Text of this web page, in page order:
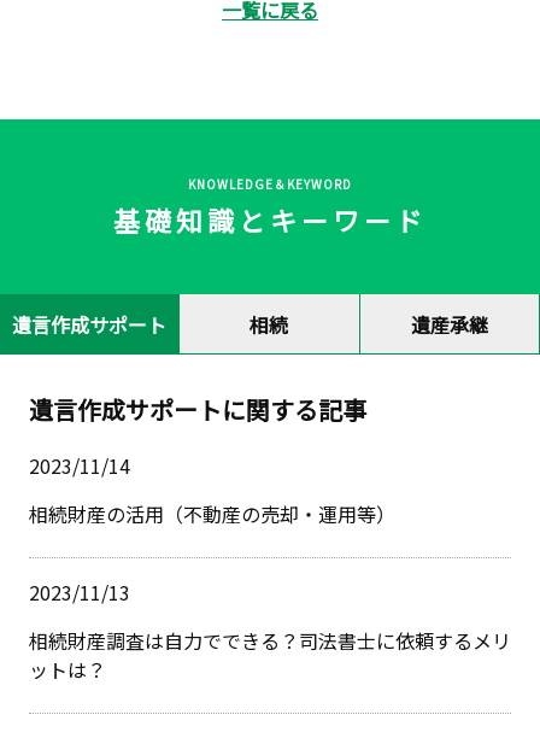
一覧に戻る
KNOWLEDGE＆KEYWORD
基礎知識とキーワード
遺言作成サポート 相続 遺産承継
遺言作成サポートに関する記事
2023/11/14
相続財産の活用（不動産の売却・運用等）
2023/11/13
相続財産調査は自力でできる？司法書士に依頼するメリ
ットは？